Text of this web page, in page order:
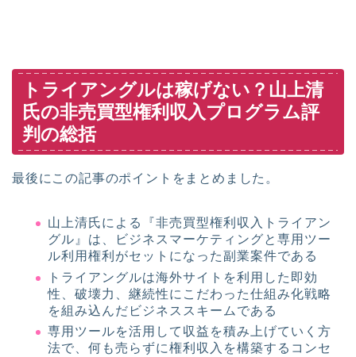
トライアングルは稼げない？山上清
氏の非売買型権利収入プログラム評
判の総括
最後にこの記事のポイントをまとめました。
山上清氏による『非売買型権利収入トライアン
グル』は、ビジネスマーケティングと専用ツー
ル利用権利がセットになった副業案件である
トライアングルは海外サイトを利用した即効
性、破壊力、継続性にこだわった仕組み化戦略
を組み込んだビジネススキームである
専用ツールを活用して収益を積み上げていく方
法で、何も売らずに権利収入を構築するコンセ